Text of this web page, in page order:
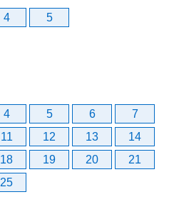
4 5
4 5 6
7
11 12 13
14
18 19 20
21
25